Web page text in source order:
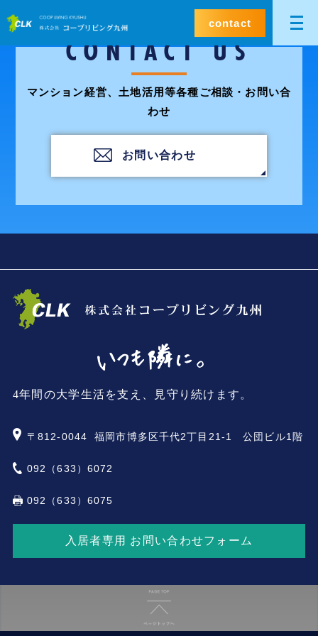
contact
CONTACT US
マンション経営、土地活用等各種ご相談・お問い合
わせ
お問い合わせ
4年間の大学生活を支え、見守り続けます。
〒812-0044 福岡市博多区千代2丁目21-1 公団ビル1階
092（633）6072
092（633）6075
入居者専用 お問い合わせフォーム